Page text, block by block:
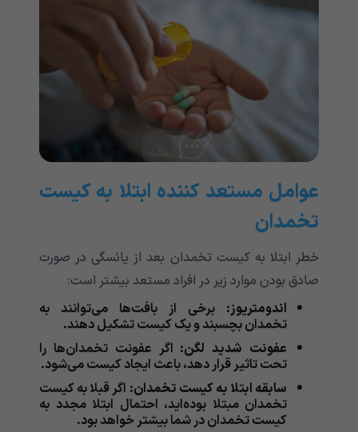
عوامل مستعد کننده ابتلا به کیست
تخمدان
خطر ابتلا به کیست تخمدان بعد از یائسگی در صورت
صادق بودن موارد زیر در افراد مستعد بیشتر است:
اندومتریوز: برخی از بافت‌ها می‌توانند به
تخمدان بچسبند و یک کیست تشکیل دهند.
عفونت شدید لگن: اگر عفونت تخمدان‌ها را
تحت تاثیر قرار دهد، باعث ایجاد کیست می‌شود.
سابقه ابتلا به کیست تخمدان: اگر قبلا به کیست
تخمدان مبتلا بوده‌اید، احتمال ابتلا مجدد به
کیست تخمدان در شما بیشتر خواهد بود.